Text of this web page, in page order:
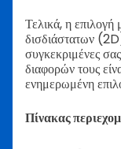
Τελικά, η
δισδιάστατων
συγκεκριμένες
διαφορών τους
ενημερωμένη
Πίνακας